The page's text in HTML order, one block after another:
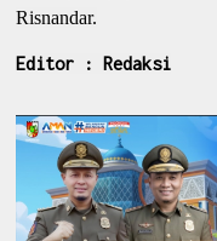
Risnandar.
Editor : Redaksi